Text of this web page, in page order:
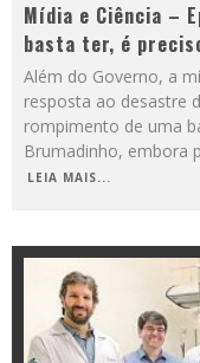
Mídia e Ciência –
basta ter, é
Além do Governo, a
resposta ao desastre
rompimento de uma
Brumadinho, embora
LEIA MAIS...